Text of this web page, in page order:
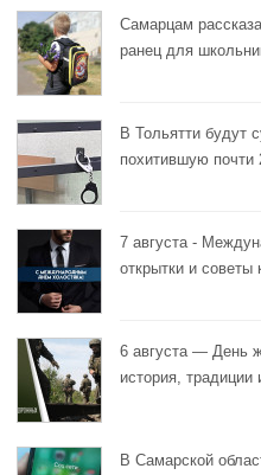
Самарцам
ранец для
В Тольятти будут
похитившую почти
7 августа -
открытки и советы
6 августа — День
история,
В Самарской